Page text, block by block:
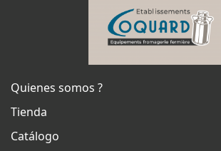
Quienes somos ?
Tienda
Catálogo